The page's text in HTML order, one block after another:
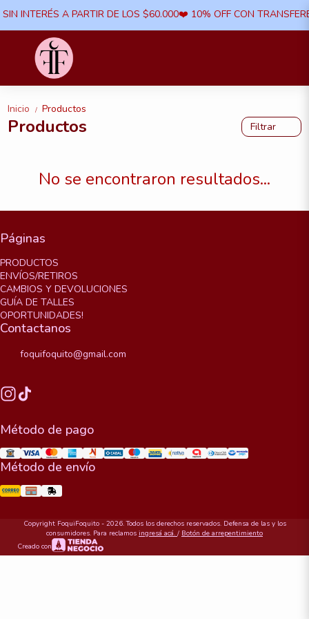
INTERÉS A PARTIR DE LOS $60.000​❤️ 10% OFF CON
Inicio / Productos
Productos Filtrar
No se encontraron resultados...
Páginas
PRODUCTOS
ENVÍOS/RETIROS
CAMBIOS Y DEVOLUCIONES
GUÍA DE TALLES
OPORTUNIDADES!
Contactanos
foquifoquito@gmail.com
Método de pago
Método de envío
Copyright FoquiFoquito - 2026. Todos los derechos reservados. Defensa de las y los
consumidores. Para reclamos ingresá acá. / Botón de arrepentimiento
Creado con